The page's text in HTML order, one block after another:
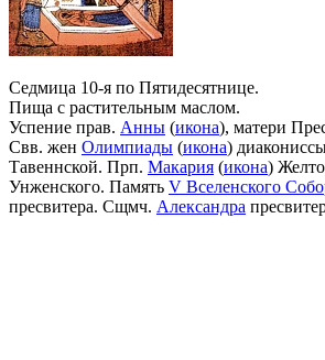
Седмица 10-я по Пятидесятнице.
Пища с растительным маслом.
Успение прав. Анны (икона), матери
Свв. жен Олимпиады (икона)
Тавеннской. Прп. Макария (икона)
Унженского. Память V Вселенского
пресвитера. Сщмч. Александра